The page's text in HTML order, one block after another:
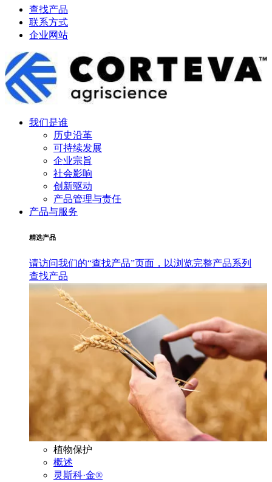
查找产品
联系方式
企业网站
我们是谁
历史沿革
可持续发展
企业宗旨
社会影响
创新驱动
产品管理与责任
产品与服务
精选产品
请访问我们的“查找产品”页面，以浏览完整产品系列
查找产品
植物保护
概述
灵斯科·金®